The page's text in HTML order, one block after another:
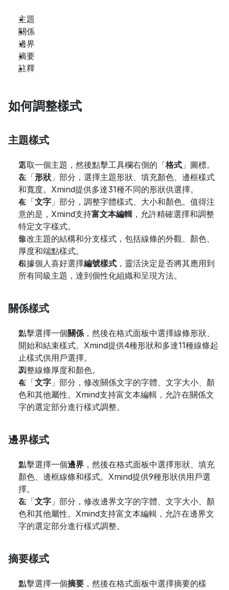
主題
關係
邊界
摘要
註釋
如何調整樣式
主題樣式
選取一個主題，然後點擊工具欄右側的「格式 」圖標。
在「形狀 」部分，選擇主題形狀、填充顏色、邊框樣式
和寬度。Xmind提供多達31種不同的形狀供選擇。
在「文字 」部分，調整字體樣式、大小和顏色。值得注
意的是，Xmind支持富文本編輯，允許精確選擇和調整
特定文字樣式。
修改主題的結構和分支樣式，包括線條的外觀、顏色、
厚度和端點樣式。
根據個人喜好選擇編號樣式 ，靈活決定是否將其應用到
所有同級主題，達到個性化組織和呈現方法。
關係樣式
點擊選擇一個關係，然後在格式面板中選擇線條形狀、
開始和結束樣式。Xmind提供4種形狀和多達11種線條起
止樣式供用戶選擇。
調整線條厚度和顏色。
在「文字 」部分，修改關係文字的字體、文字大小、顏
色和其他屬性。Xmind支持富文本編輯，允許在關係文
字的選定部分進行樣式調整。
邊界樣式
點擊選擇一個邊界 ，然後在格式面板中選擇形狀、填充
顏色、邊框線條和樣式。Xmind提供9種形狀供用戶選
擇。
在「文字 」部分，修改邊界文字的字體、文字大小、顏
色和其他屬性。Xmind支持富文本編輯，允許在邊界文
字的選定部分進行樣式調整。
摘要樣式
點擊選擇一個摘要 ，然後在格式面板中選擇摘要的樣